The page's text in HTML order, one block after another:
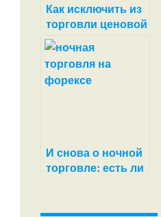
Как исключить из
торговли ценовой
шум
И снова о ночной
торговле: есть ли